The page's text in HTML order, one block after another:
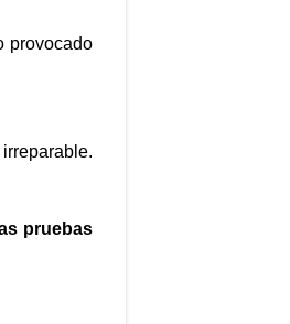
provocado
pruebas